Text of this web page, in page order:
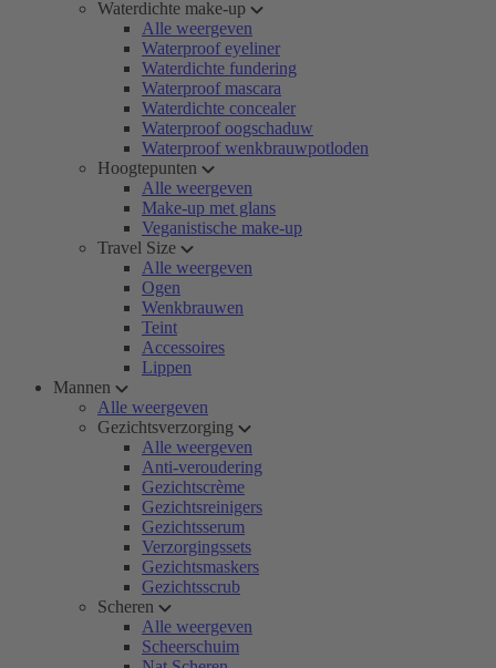
Waterdichte make-up
Alle weergeven
Waterproof eyeliner
Waterdichte fundering
Waterproof mascara
Waterdichte concealer
Waterproof oogschaduw
Waterproof wenkbrauwpotloden
Hoogtepunten
Alle weergeven
Make-up met glans
Veganistische make-up
Travel Size
Alle weergeven
Ogen
Wenkbrauwen
Teint
Accessoires
Lippen
Mannen
Alle weergeven
Gezichtsverzorging
Alle weergeven
Anti-veroudering
Gezichtscrème
Gezichtsreinigers
Gezichtsserum
Verzorgingssets
Gezichtsmaskers
Gezichtsscrub
Scheren
Alle weergeven
Scheerschuim